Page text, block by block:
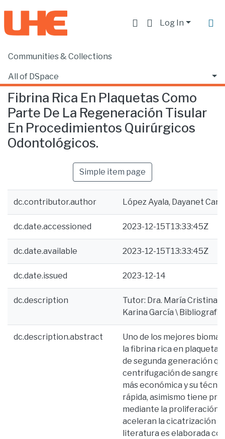
Log In
Communities & Collections
All of DSpace
Statistics
Home
Fibrina Rica En Plaquetas Como
Parte De La Regeneración Tisular
En Procedimientos Quirúrgicos
Odontológicos.
Simple item page
dc.contributor.author López Ayala, Dayanet
dc.date.accessioned 2023-12-15T13:33:45Z
dc.date.available 2023-12-15T13:33:45Z
dc.date.issued 2023-12-14
dc.description
Tutor: Dra. María Cristina
Karina García \ Bibliografía
dc.description.abstract
Uno de los mejores
la fibrina rica en
de segunda generación
centrifugación de sangre
más económica y su
rápida, asimismo tiene
mediante la proliferación
aceleran la cicatrización
literatura es elaborada